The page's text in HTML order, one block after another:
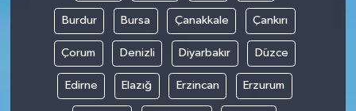
Burdur Bursa Çanakkale Çankırı
Çorum Denizli Diyarbakır Düzce
Edirne Elazığ Erzincan Erzurum